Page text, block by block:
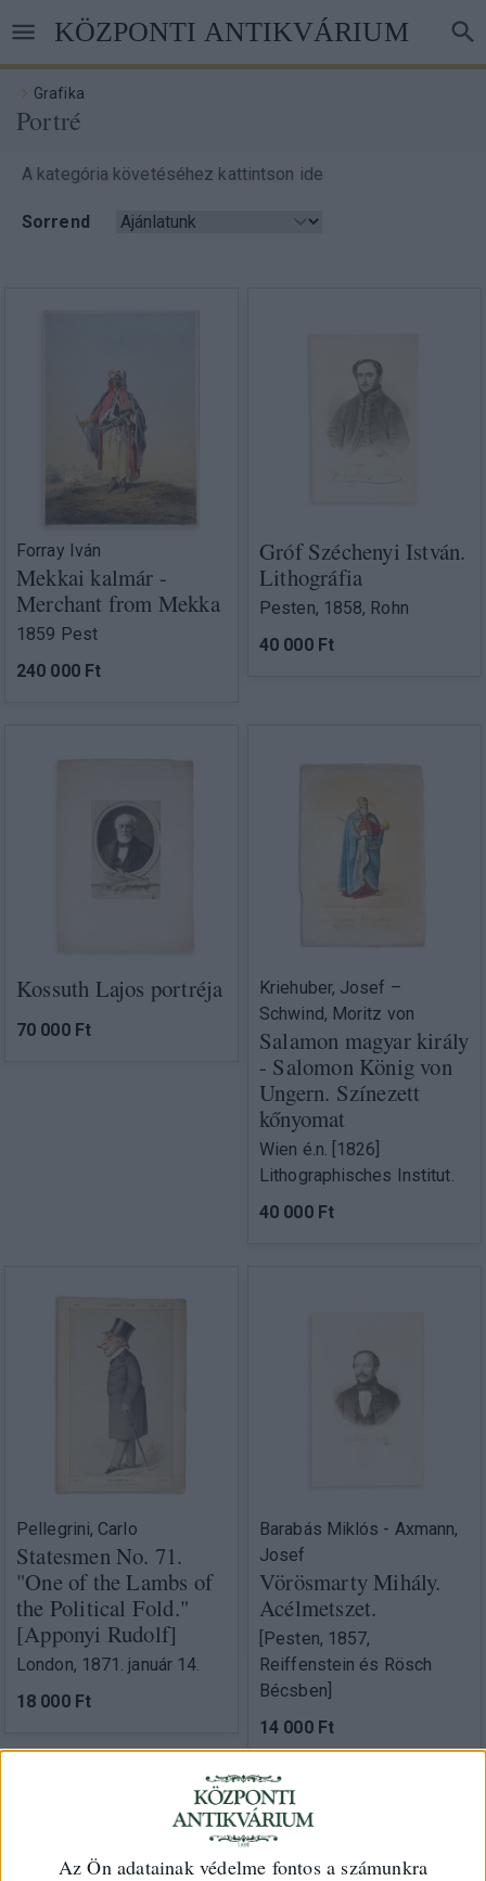
Az Ön adatainak védelme fontos a számunkra
tartalomra
KÖZPONTI ANTIKVÁRIUM
Morzsa
Grafika
Portré
A kategória követéséhez kattintson ide
Sorrend
Forray Iván
Mekkai kalmár -
Merchant from Mekka
1859 Pest
240 000 Ft
Gróf Széchenyi István.
Lithográfia
Pesten, 1858, Rohn
40 000 Ft
Kossuth Lajos portréja
70 000 Ft
Kriehuber, Josef –
Schwind, Moritz von
Salamon magyar király
- Salomon König von
Ungern. Színezett
kőnyomat
Wien é.n. [1826]
Lithographisches Institut.
40 000 Ft
Pellegrini, Carlo
Statesmen No. 71.
"One of the Lambs of
the Political Fold."
[Apponyi Rudolf]
London, 1871. január 14.
18 000 Ft
Barabás Miklós - Axmann,
Josef
Vörösmarty Mihály.
Acélmetszet.
[Pesten, 1857,
Reiffenstein és Rösch
Bécsben]
14 000 Ft